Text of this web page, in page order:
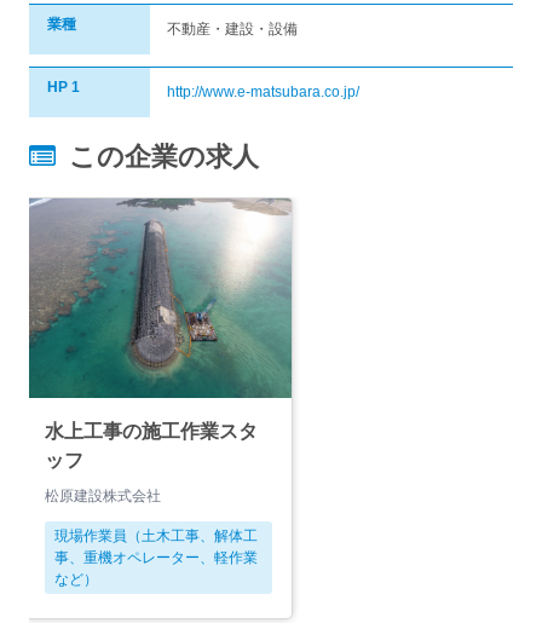
業種 不動産・建設・設備
HP 1 http://www.e-matsubara.co.jp/
この企業の求人
水上工事の施工作業スタ
ッフ
松原建設株式会社
現場作業員（土木工事、解体工
事、重機オペレーター、軽作業
など）